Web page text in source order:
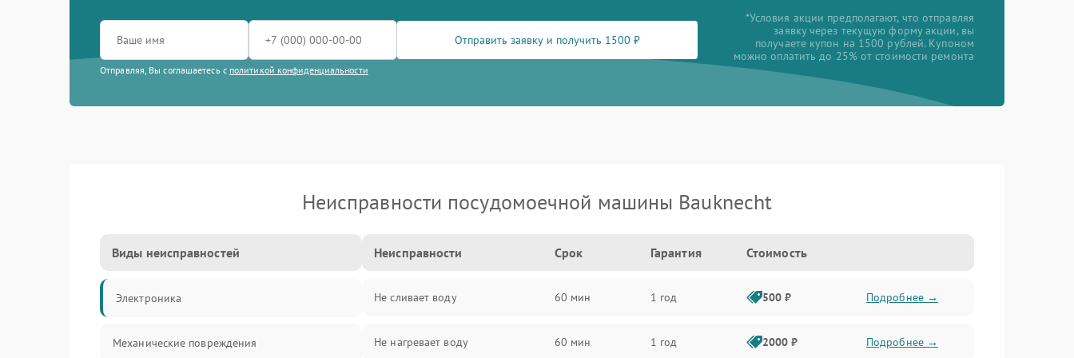
Отправить заявку и получить 1500 ₽
Отправляя, Вы соглашаетесь с политикой конфиденциальности
*Условия акции предполагают, что отправляя
заявку через текущую форму акции, вы
получаете купон на 1500 рублей. Купоном
можно оплатить до 25% от стоимости ремонта
Неисправности посудомоечной машины Bauknecht
Виды неисправностей
Электроника
Механические повреждения
Неисправности Срок Гарантия Стоимость
Не сливает воду 60 мин 1 год 500 ₽ Подробнее →
Не нагревает воду 60 мин 1 год 2000 ₽ Подробнее →